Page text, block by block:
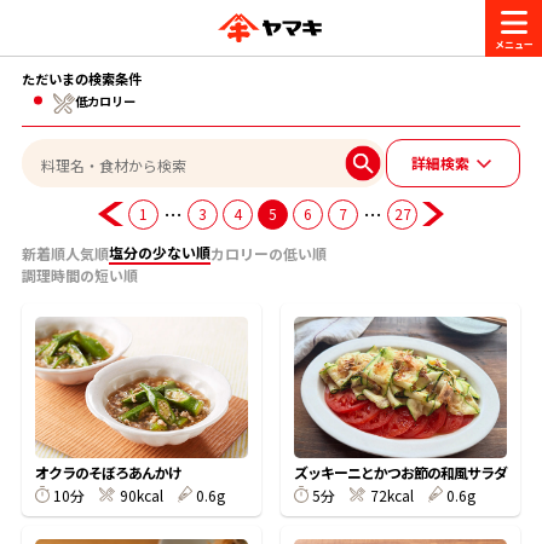
商品情報
ブランド一覧
ヤマキ『めんつゆ』 ヤマキ 割烹白だし
レシピ
おいしいレシピを探す
おいしいレシピトップ
主食レシピ
主菜レシピ
かつお節・だしを楽しむ
かつお節・だしを知る
だしの取り方
かつお節の削り方
CM・キャンペーン
キャンペーン一覧
企業・採用情報
企業情報
- 百年対話
お問い合わせ
ヤマキお客様相談室
ただいまの検索条件
低カロリー
詳細検索
1 … 3 4 5 6 7 …
27
新着順人気順塩分の少ない順カロリーの低い順
調理時間の短い順
オクラのそぼろあんかけ
10分
90kcal 0.6g
ズッキーニとかつお節の和風サラダ
5分
72kcal 0.6g